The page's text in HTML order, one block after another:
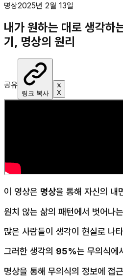
명상2025년 2월 13일
내가 원하는 대로 생각하
기, 명상의 원리
공유
링크 복사 X
이 영상은 명상을 통해 자신의 내
원치 않는 삶의 패턴에서 벗어나
많은 사람들이 생각이 현실로 나
그러한 생각의 95%는 무의식에
명상을 통해 무의식의 정보에 접